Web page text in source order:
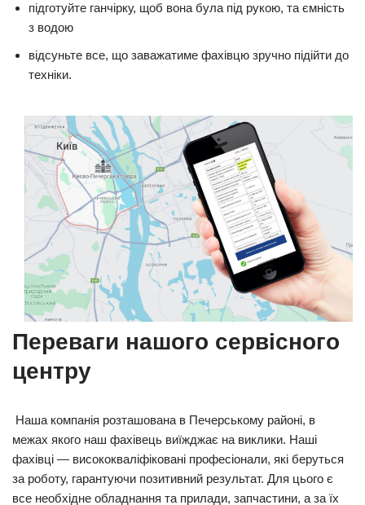
підготуйте ганчірку, щоб вона була під рукою, та ємність
з водою
відсуньте все, що заважатиме фахівцю зручно підійти до
техніки.
Переваги нашого сервісного
центру
Наша компанія розташована в Печерському районі, в
межах якого наш фахівець виїжджає на виклики. Наші
фахівці — висококваліфіковані професіонали, які беруться
за роботу, гарантуючи позитивний результат. Для цього є
все необхідне обладнання та прилади, запчастини, а за їх